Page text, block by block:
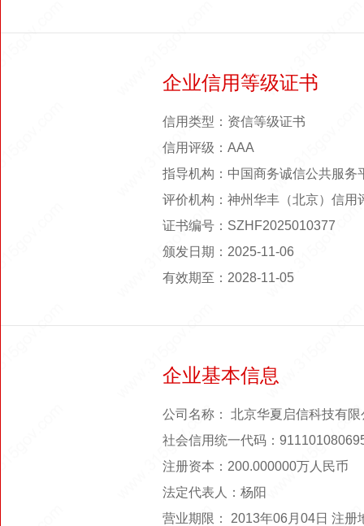
企业信用等级证书
信用类型：资信等级证书
信用评级：AAA
指导机构：中国商务诚信公共服务
评价机构：神州华丰（北京）信用
证书编号：SZHF2025010377
颁发日期：2025-11-06
有效期至：2028-11-05
企业基本信息
公司名称： 北京华夏启信科技有限
社会信用统一代码：
注册资本：200.000000万人民币
法定代表人：杨阳
营业期限： 2013年06月04日 注